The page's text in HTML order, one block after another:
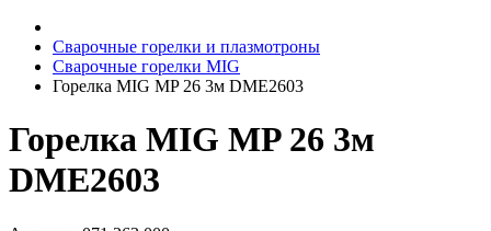
Сварочные горелки и плазмотроны
Сварочные горелки MIG
Горелка MIG MP 26 3м DME2603
Горелка MIG MP 26 3м
DME2603